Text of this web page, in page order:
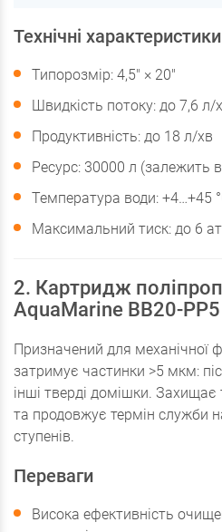
Технічні характеристики
Типорозмір: 4,5" × 20"
Швидкість потоку: до 7,6 л/
Продуктивність: до 18 л/хв
Ресурс: 30000 л (залежить
Температура води: +4…+45
Максимальний тиск: до 6
2. Картридж
AquaMarine BB20-
Призначений для механічної
затримує частинки >5 мкм:
інші тверді домішки. Захищає
та продовжує термін служби
ступенів.
Переваги
Висока ефективність